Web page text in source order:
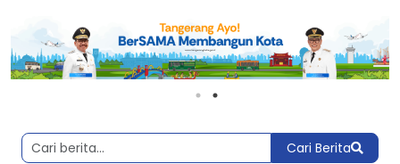
Kota
Tangerang
Cari Berita